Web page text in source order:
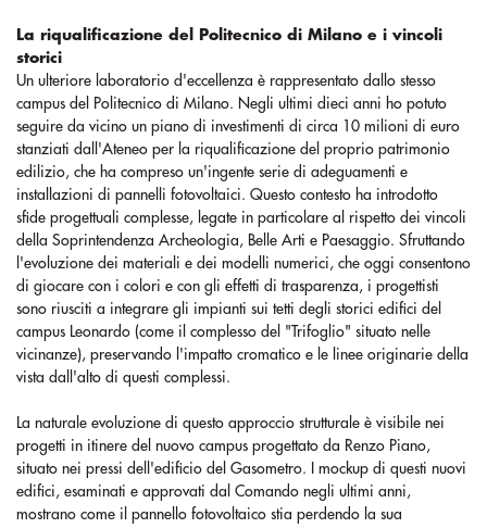
La riqualificazione del Politecnico di Milano e i vincoli
storici
Un ulteriore laboratorio d'eccellenza è rappresentato dallo stesso
campus del Politecnico di Milano. Negli ultimi dieci anni ho potuto
seguire da vicino un piano di investimenti di circa 10 milioni di euro
stanziati dall'Ateneo per la riqualificazione del proprio patrimonio
edilizio, che ha compreso un'ingente serie di adeguamenti e
installazioni di pannelli fotovoltaici. Questo contesto ha introdotto
sfide progettuali complesse, legate in particolare al rispetto dei vincoli
della Soprintendenza Archeologia, Belle Arti e Paesaggio. Sfruttando
l'evoluzione dei materiali e dei modelli numerici, che oggi consentono
di giocare con i colori e con gli effetti di trasparenza, i progettisti
sono riusciti a integrare gli impianti sui tetti degli storici edifici del
campus Leonardo (come il complesso del "Trifoglio" situato nelle
vicinanze), preservando l'impatto cromatico e le linee originarie della
vista dall'alto di questi complessi.
La naturale evoluzione di questo approccio strutturale è visibile nei
progetti in itinere del nuovo campus progettato da Renzo Piano,
situato nei pressi dell'edificio del Gasometro. I mockup di questi nuovi
edifici, esaminati e approvati dal Comando negli ultimi anni,
mostrano come il pannello fotovoltaico stia perdendo la sua